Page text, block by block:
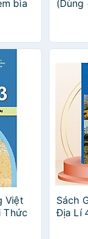
bìa
(Dùng
độ
các
nhiên,
Việt
Thức
Sách
Địa Lí